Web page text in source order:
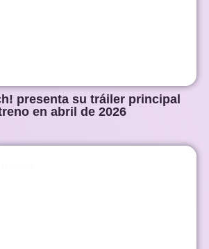
presenta su tráiler principal
en abril de 2026